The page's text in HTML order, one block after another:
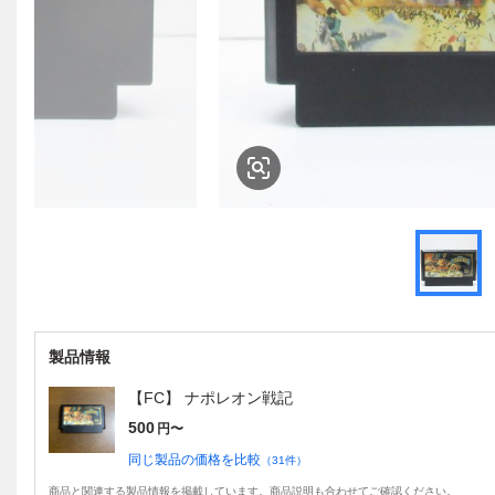
製品情報
【FC】 ナポレオン戦記
500 円〜
同じ製品の価格を比較 （31件）
商品と関連する製品情報を掲載しています。商品説明も合わせてご確認ください。